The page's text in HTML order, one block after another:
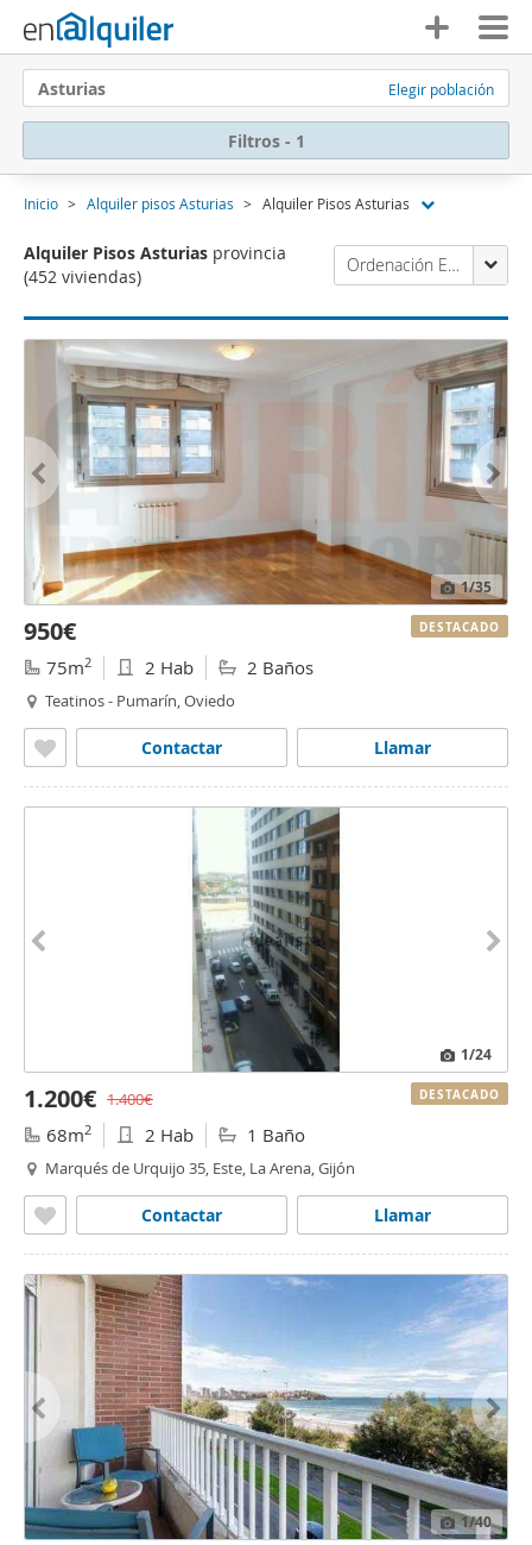
Asturias Elegir población
Filtros - 1
Inicio Alquiler pisos Asturias Alquiler Pisos Asturias
Alquiler Pisos Asturias provincia
(452 viviendas)
Ordenación Enalquiler
1/35
950€
75m2 2 Hab 2 Baños
Teatinos - Pumarín, Oviedo
Llamar
Contactar
DESTACADO
1/24
1.200€ 1.400€
68m2 2 Hab 1 Baño
Marqués de Urquijo 35, Este, La Arena, Gijón
Llamar
Contactar
DESTACADO
1/40